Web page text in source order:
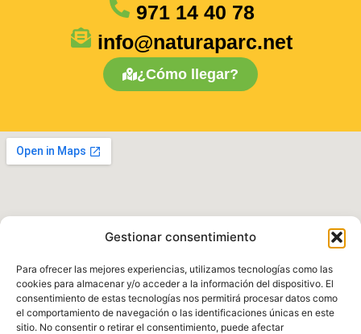
Gestionar consentimiento
Para ofrecer las mejores experiencias, utilizamos tecnologías como las
cookies para almacenar y/o acceder a la información del dispositivo. El
consentimiento de estas tecnologías nos permitirá procesar datos como
el comportamiento de navegación o las identificaciones únicas en este
sitio. No consentir o retirar el consentimiento, puede afectar
971 14 40 78
info@naturaparc.net
¿Cómo llegar?
Política de Privacidad|Aviso legal |Política de